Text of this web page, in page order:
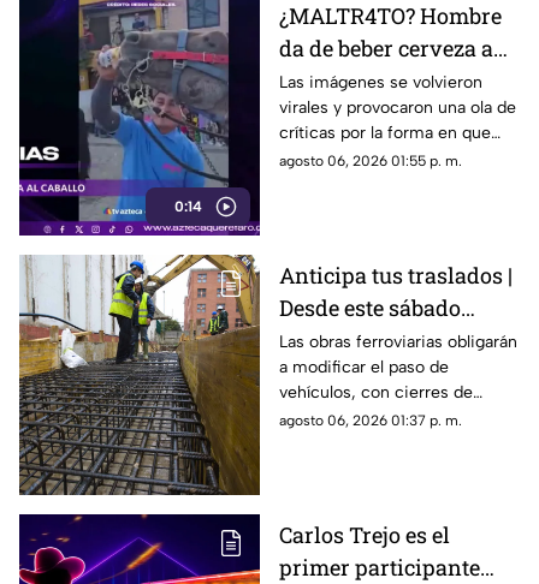
0:14
¿MALTR4TO? Hombre
da de beber cerveza a
caballo tras desfile; así
reaccionó el animal
Las imágenes se volvieron
virales y provocaron una ola de
críticas por la forma en que
fue tratado el animal al
agosto 06, 2026 01:55 p. m.
Anticipa tus traslados |
Desde este sábado
cambiará por completo
la circulación en
Bernardo Quintana
Las obras ferroviarias obligarán
a modificar el paso de
vehículos, con cierres de
carriles y circulación en
agosto 06, 2026 01:37 p. m.
Carlos Trejo es el
primer participante